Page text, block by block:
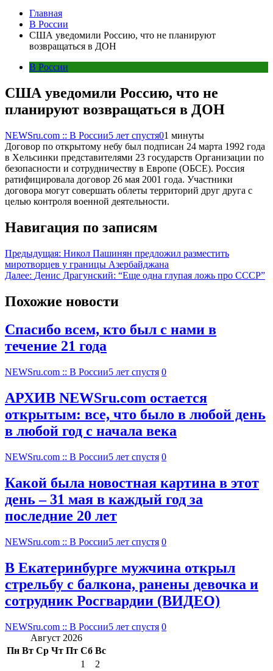
Главная
В России
США уведомили Россию, что не планируют
возвращаться в ДОН
В России
США уведомили Россию, что не
планируют возвращаться в ДОН
NEWSru.com :: В России5 лет спустя01 минуты
Договор по открытому небу был подписан 24 марта 1992 года
в Хельсинки представителями 23 государств Организации по
безопасности и сотрудничеству в Европе (ОБСЕ). Россия
ратифицировала договор 26 мая 2001 года. Участники
договора могут совершать облеты территорий друг друга с
целью контроля военной деятельности.
Навигация по записям
Предыдущая: Никол Пашинян предложил разместить
миротворцев у границы Азербайджана
Далее: Денис Драгунский: “Еще одна глупая ложь про СССР”
Похожие новости
Спасибо всем, кто был с нами в
течение 21 года
NEWSru.com :: В России5 лет спустя 0
АРХИВ NEWSru.com остается
открытым: все, что было в любой день
в любой год с начала века
NEWSru.com :: В России5 лет спустя 0
Какой была новостная картина в этот
день – 31 мая в каждый год за
последние 20 лет
NEWSru.com :: В России5 лет спустя 0
В Екатеринбурге мужчина открыл
стрельбу с балкона, ранены девочка и
сотрудник Росгвардии (ВИДЕО)
NEWSru.com :: В России5 лет спустя 0
Август 2026
Пн Вт Ср Чт Пт Сб Вс
1
2